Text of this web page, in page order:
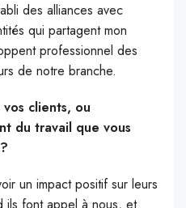
des alliances avec
qui partagent mon
professionnel des
de notre branche.
clients, ou
du travail que vous
un impact positif sur leurs